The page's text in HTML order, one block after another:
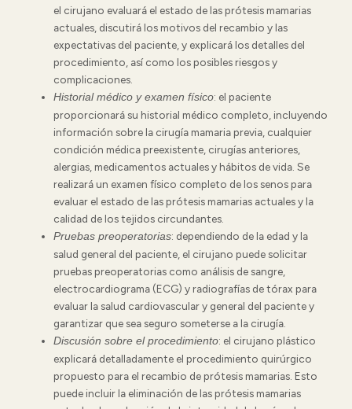
el cirujano evaluará el estado de las prótesis mamarias
actuales, discutirá los motivos del recambio y las
expectativas del paciente, y explicará los detalles del
procedimiento, así como los posibles riesgos y
complicaciones.
Historial médico y examen físico: el paciente
proporcionará su historial médico completo, incluyendo
información sobre la cirugía mamaria previa, cualquier
condición médica preexistente, cirugías anteriores,
alergias, medicamentos actuales y hábitos de vida. Se
realizará un examen físico completo de los senos para
evaluar el estado de las prótesis mamarias actuales y la
calidad de los tejidos circundantes.
Pruebas preoperatorias: dependiendo de la edad y la
salud general del paciente, el cirujano puede solicitar
pruebas preoperatorias como análisis de sangre,
electrocardiograma (ECG) y radiografías de tórax para
evaluar la salud cardiovascular y general del paciente y
garantizar que sea seguro someterse a la cirugía.
Discusión sobre el procedimiento: el cirujano plástico
explicará detalladamente el procedimiento quirúrgico
propuesto para el recambio de prótesis mamarias. Esto
puede incluir la eliminación de las prótesis mamarias